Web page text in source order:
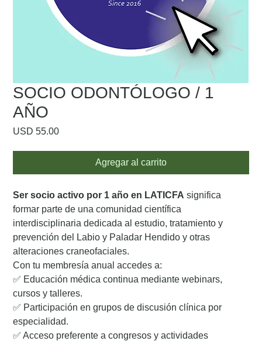
SOCIO ODONTÓLOGO / 1
AÑO
USD 55.00Precio
Agregar al carrito
Ser socio activo por 1 año en LATICFA significa
formar parte de una comunidad científica
interdisciplinaria dedicada al estudio, tratamiento y
prevención del Labio y Paladar Hendido y otras
alteraciones craneofaciales.
Con tu membresía anual accedes a:
✅ Educación médica continua mediante webinars,
cursos y talleres.
✅ Participación en grupos de discusión clínica por
especialidad.
✅ Acceso preferente a congresos y actividades